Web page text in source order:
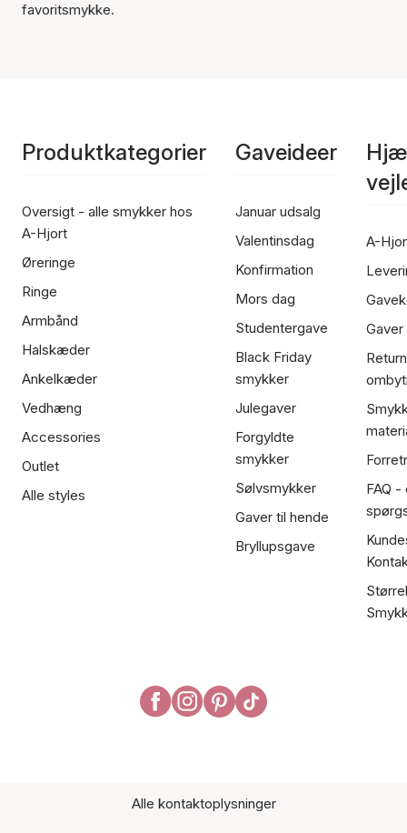
favoritsmykke.
Produktkategorier
Oversigt - alle smykker hos
A-Hjort
Øreringe
Ringe
Armbånd
Halskæder
Ankelkæder
Vedhæng
Accessories
Outlet
Alle styles
Gaveideer
Januar udsalg
Valentinsdag
Konfirmation
Mors dag
Studentergave
Black Friday
smykker
Julegaver
Forgyldte
smykker
Sølvsmykker
Gaver til hende
Bryllupsgave
A-
FAQ
Alle kontaktoplysninger